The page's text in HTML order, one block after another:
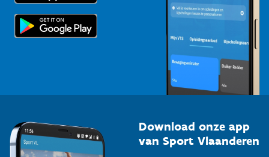
Topsporters
Download onze app
van Sport Vlaanderen